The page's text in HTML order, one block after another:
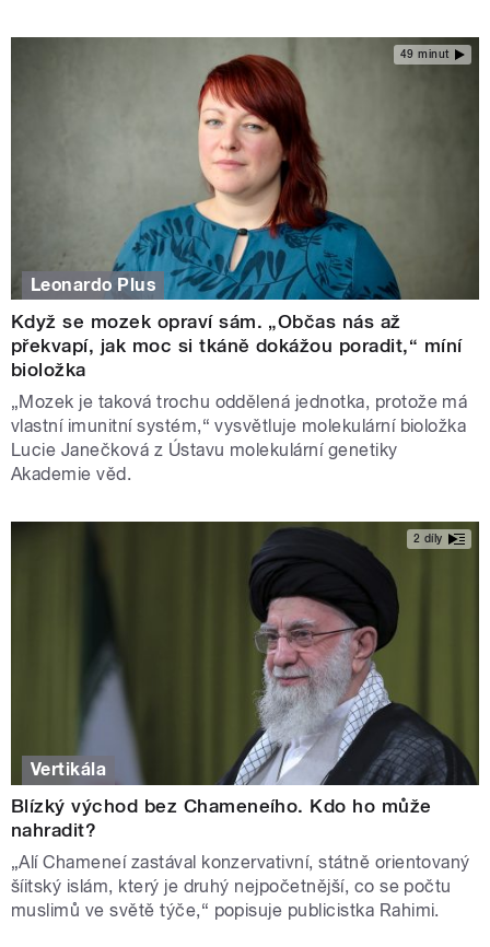
49 minut
Leonardo Plus
Když se mozek opraví sám. „Občas nás až
překvapí, jak moc si tkáně dokážou poradit,“ míní
bioložka
„Mozek je taková trochu oddělená jednotka, protože má
vlastní imunitní systém,“ vysvětluje molekulární bioložka
Lucie Janečková z Ústavu molekulární genetiky
Akademie věd.
2 díly
Vertikála
Blízký východ bez Chameneího. Kdo ho může
nahradit?
„Alí Chameneí zastával konzervativní, státně orientovaný
šíitský islám, který je druhý nejpočetnější, co se počtu
muslimů ve světě týče,“ popisuje publicistka Rahimi.